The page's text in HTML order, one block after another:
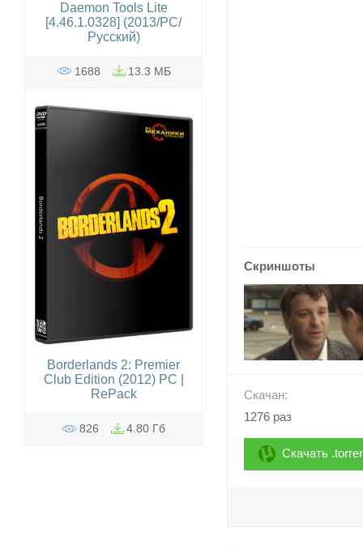
Скриншоты
Скачан:
1276 раз
Скачать
Daemon Tools Lite
[4.46.1.0328] (2013/PC/
Русский)
1688 13.3 МБ
Borderlands 2: Premier
Club Edition (2012) PC |
RePack
826 4.80 Гб